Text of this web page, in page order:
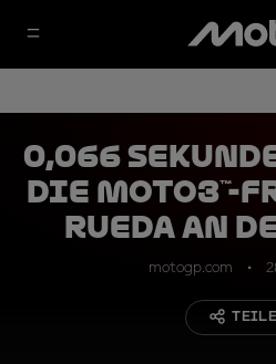
0,066
die Moto3™-
Rueda an
motogp.com